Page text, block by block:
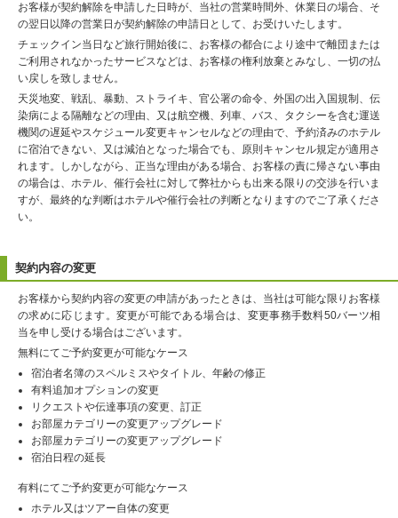
お客様が契約解除を申請した日時が、当社の営業時間外、休業日の場合、そ
の翌日以降の営業日が契約解除の申請日として、お受けいたします。
チェックイン当日など旅行開始後に、お客様の都合により途中で離団または
ご利用されなかったサービスなどは、お客様の権利放棄とみなし、一切の払
い戻しを致しません。
天災地変、戦乱、暴動、ストライキ、官公署の命令、外国の出入国規制、伝
染病による隔離などの理由、又は航空機、列車、バス、タクシーを含む運送
機関の遅延やスケジュール変更キャンセルなどの理由で、予約済みのホテル
に宿泊できない、又は減泊となった場合でも、原則キャンセル規定が適用さ
れます。しかしながら、正当な理由がある場合、お客様の責に帰さない事由
の場合は、ホテル、催行会社に対して弊社からも出来る限りの交渉を行いま
すが、最終的な判断はホテルや催行会社の判断となりますのでご了承くださ
い。
契約内容の変更
お客様から契約内容の変更の申請があったときは、当社は可能な限りお客様
の求めに応じます。変更が可能である場合は、変更事務手数料50バーツ相
当を申し受ける場合はございます。
無料にてご予約変更が可能なケース
宿泊者名簿のスペルミスやタイトル、年齢の修正
有料追加オプションの変更
リクエストや伝達事項の変更、訂正
お部屋カテゴリーの変更アップグレード
お部屋カテゴリーの変更アップグレード
宿泊日程の延長
有料にてご予約変更が可能なケース
ホテル又はツアー自体の変更